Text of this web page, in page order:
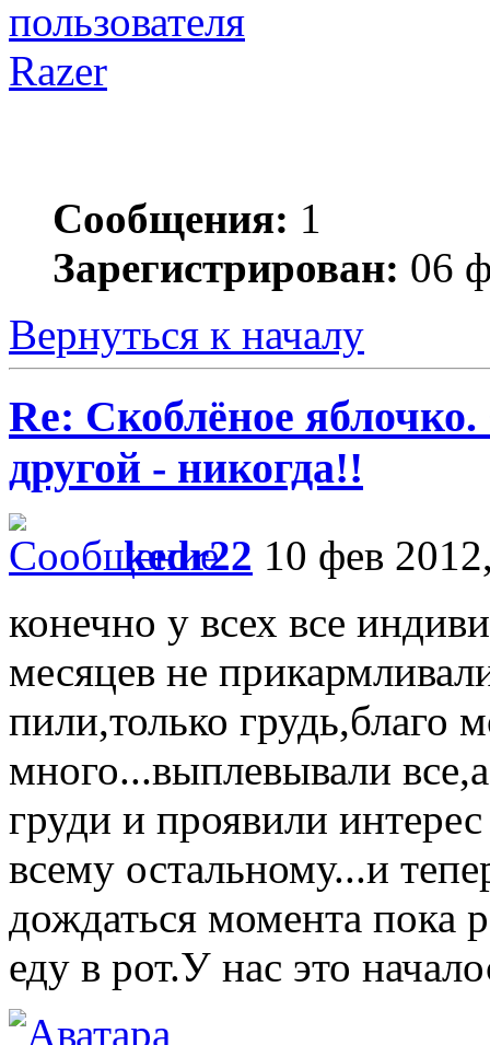
Razer
Сообщения: 1
Зарегистрирован: 06
Вернуться к началу
Re: Скоблёное
другой - никогда!!
kedr22 10 фев
конечно у всех все
месяцев не
пили,только грудь,благо
много...выплевывали
груди и проявили
всему остальному...и
дождаться момента пока
еду в рот.У нас это